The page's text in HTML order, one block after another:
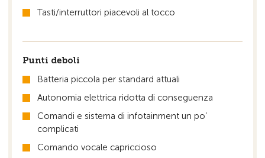
Tasti/interruttori piacevoli al tocco
Punti deboli
Batteria piccola per standard attuali
Autonomia elettrica ridotta di conseguenza
Comandi e sistema di infotainment un po’
complicati
Comando vocale capriccioso